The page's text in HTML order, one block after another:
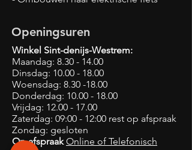
Openingsuren
Winkel Sint-denijs-Westrem:
Maandag: 8.30 - 14.00
Dinsdag: 10.00 - 18.00
Woensdag: 8.30 -18.00
Donderdag: 10.00 - 18.00
Vrijdag: 12.00 - 17.00
Zaterdag: 09:00 - 12:00 rest op afspraak
Zondag: gesloten
Op afspraakOnline of Telefonisch